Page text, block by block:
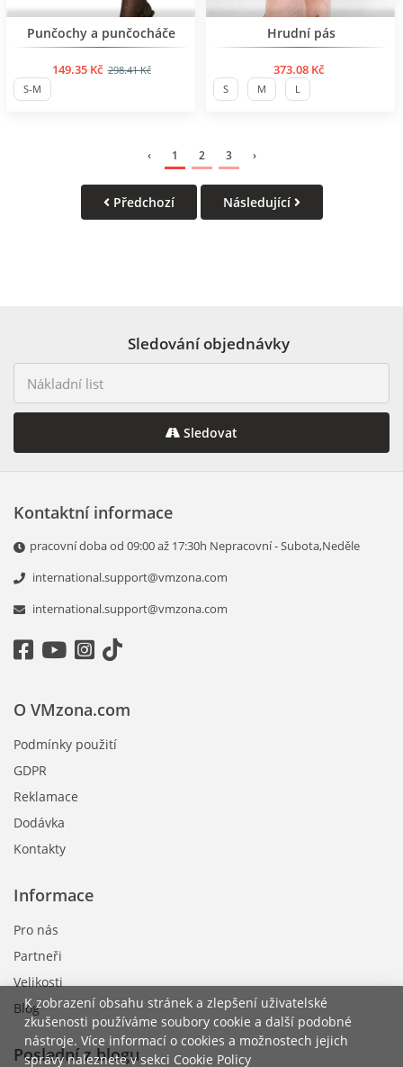
BESTSELLER
Punčochy a punčocháče
149.35 Kč 298.41 Kč
S-M
Hrudní pás
373.08 Kč
S M L
‹ 1 2 3 ›
Předchozí Následující
K zobrazení obsahu stránek a zlepšení uživatelské
zkušenosti používáme soubory cookie a další podobné
nástroje. Více informací o cookies a možnostech jejich
správy naleznete v sekci Cookie Policy
Sledování objednávky
Sledovat
Kontaktní informace
pracovní doba od 09:00 až 17:30h Nepracovní - Subota,Neděle
international.support@vmzona.com
international.support@vmzona.com
Informace
Pro nás
Partneři
Velikosti
Blog
O VMzona.com
Podmínky použití
GDPR
Reklamace
Dodávka
Kontakty
Poslední z blogu